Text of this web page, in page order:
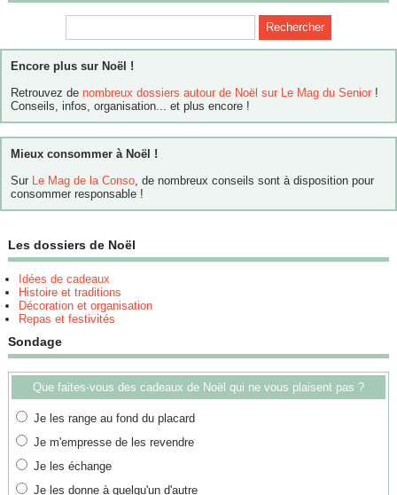
Encore plus sur Noël !
Retrouvez de nombreux dossiers autour de Noël sur Le Mag du Senior !
Conseils, infos, organisation... et plus encore !
Mieux consommer à Noël !
Sur
Le Mag de la Conso , de nombreux conseils sont à disposition pour
consommer responsable !
Les dossiers de Noël
Idées de cadeaux
Histoire et traditions
Décoration et organisation
Repas et festivités
Sondage
Que faites-vous des cadeaux de Noël qui ne vous plaisent pas ?
Je les range au fond du placard
Je m'empresse de les revendre
Je les échange
Je les donne à quelqu'un d'autre